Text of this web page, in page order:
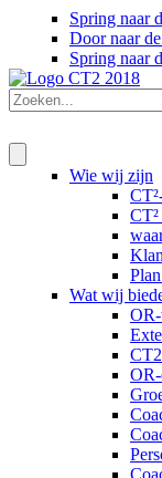
Spring naar
Door naar
Spring naar
Wie wij zijn
Wat wij